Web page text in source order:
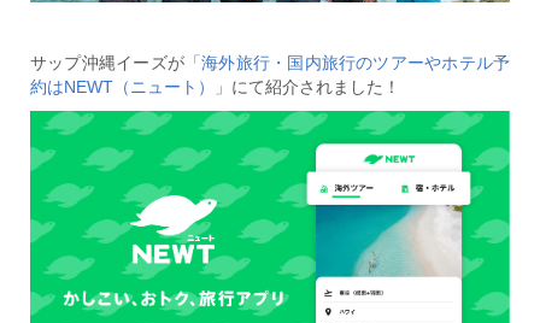
サップ沖縄イーズが 「海外旅行・国内旅行のツアーやホテル予
約はNEWT（ニュート）」 にて紹介されました！